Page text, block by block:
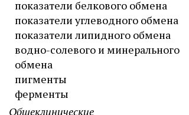
показатели белкового обмена
показатели углеводного обмена
показатели липидного обмена
водно-солевого и минерального
обмена
пигменты
ферменты
Общеклинические